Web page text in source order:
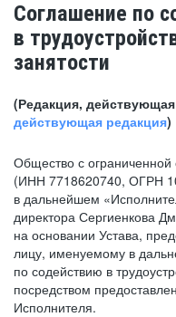
Соглашение по
в
занятости
(Редакция, действующая
действующая редакция)
Общество с ограниченной
(ИНН 7718620740, ОГРН
в дальнейшем
директора Сергиенкова
на основании Устава,
лицу, именуемому в
по содействию в
посредством
Исполнителя.